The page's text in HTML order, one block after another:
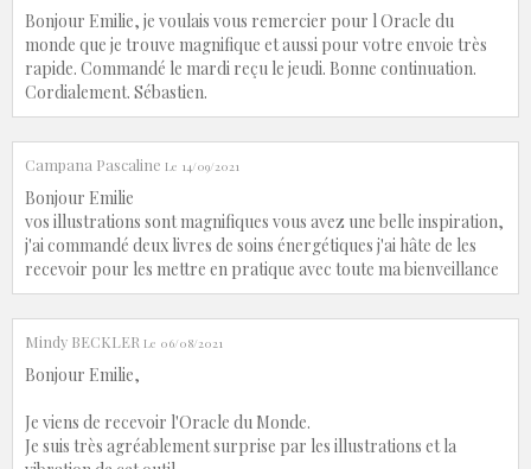
Bonjour Emilie, je voulais vous remercier pour l Oracle du
monde que je trouve magnifique et aussi pour votre envoie très
rapide. Commandé le mardi reçu le jeudi. Bonne continuation.
Cordialement. Sébastien.
Campana Pascaline Le 14/09/2021
Bonjour Emilie
vos illustrations sont magnifiques vous avez une belle inspiration,
j'ai commandé deux livres de soins énergétiques j'ai hâte de les
recevoir pour les mettre en pratique avec toute ma bienveillance
Mindy BECKLER Le 06/08/2021
Bonjour Emilie,
Je viens de recevoir l'Oracle du Monde.
Je suis très agréablement surprise par les illustrations et la